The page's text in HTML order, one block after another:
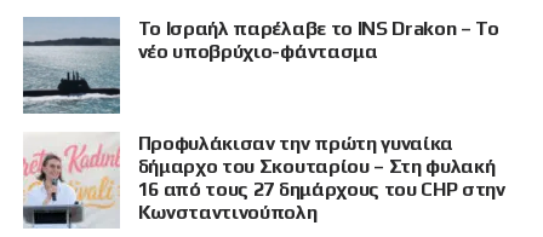
Το Ισραήλ παρέλαβε το INS Drakon – Το
νέο υποβρύχιο-φάντασμα
Προφυλάκισαν την πρώτη γυναίκα
δήμαρχο του Σκουταρίου – Στη φυλακή
16 από τους 27 δημάρχους του CHP στην
Κωνσταντινούπολη